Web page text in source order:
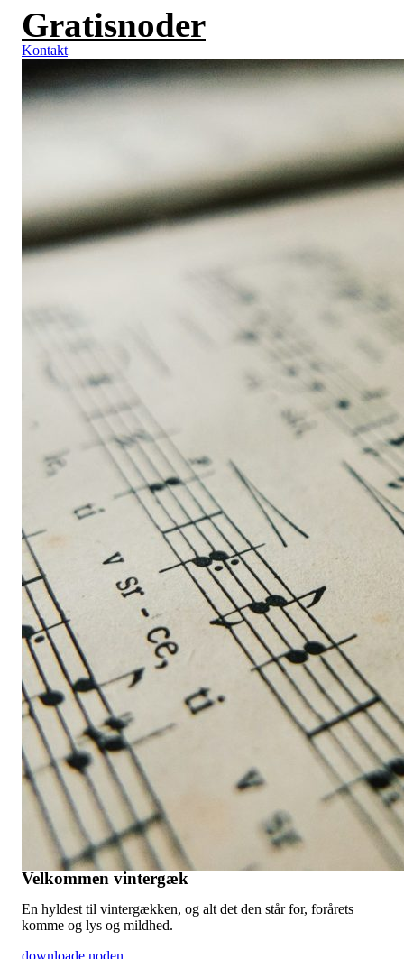
Videre
indhold
Gratisnoder
Kontakt
Velkommen vintergæk
En hyldest til vintergækken, og alt det den står for, forårets
komme og lys og mildhed.
downloade noden